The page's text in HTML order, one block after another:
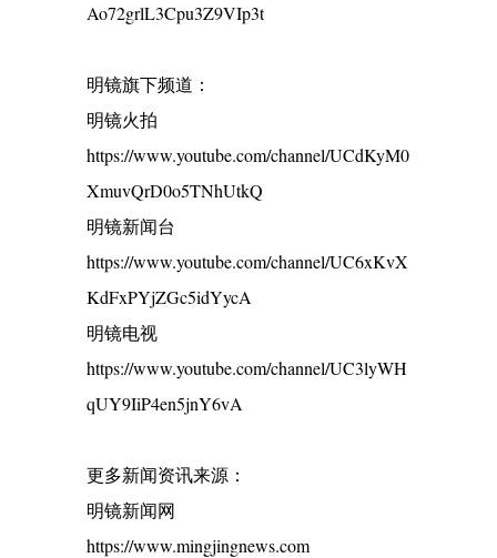
Ao72grlL3Cpu3Z9VIp3t
明镜旗下频道：
明镜火拍
https://www.youtube.com/channel/UCdKyM0
XmuvQrD0o5TNhUtkQ
明镜新闻台
https://www.youtube.com/channel/UC6xKvX
KdFxPYjZGc5idYycA
明镜电视
https://www.youtube.com/channel/UC3lyWH
qUY9IiP4en5jnY6vA
更多新闻资讯来源：
明镜新闻网
https://www.mingjingnews.com